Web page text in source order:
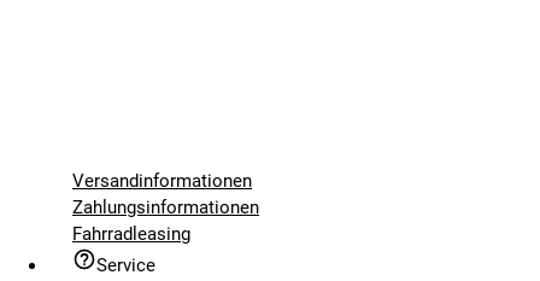
Versandinformationen
Zahlungsinformationen
Fahrradleasing
Service